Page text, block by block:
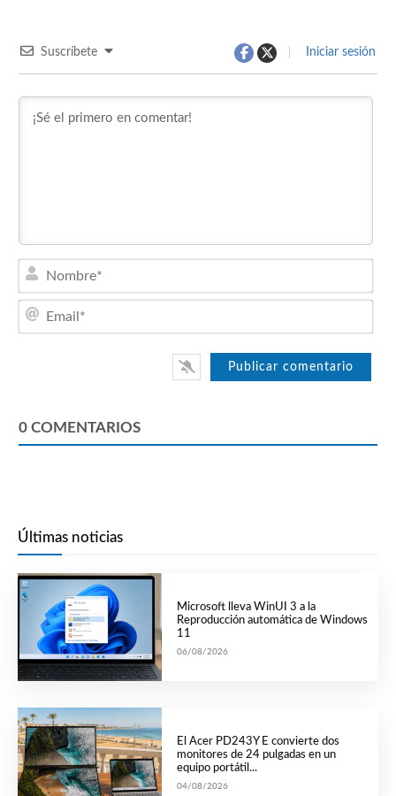
Suscríbete Iniciar sesión
0 COMENTARIOS
Últimas noticias
Microsoft lleva WinUI 3 a la
Reproducción automática de Windows
11
06/08/2026
El Acer PD243Y E convierte dos
monitores de 24 pulgadas en un
equipo portátil...
04/08/2026